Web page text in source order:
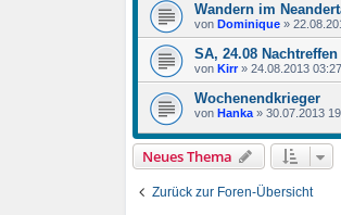
Wandern im
von Dominique »
SA, 24.08
von Kirr» 24.08.2013 03:27
Wochenendkrieger
von Hanka » 30.07.2013
Neues Thema
Zurück zur Foren-Übersicht